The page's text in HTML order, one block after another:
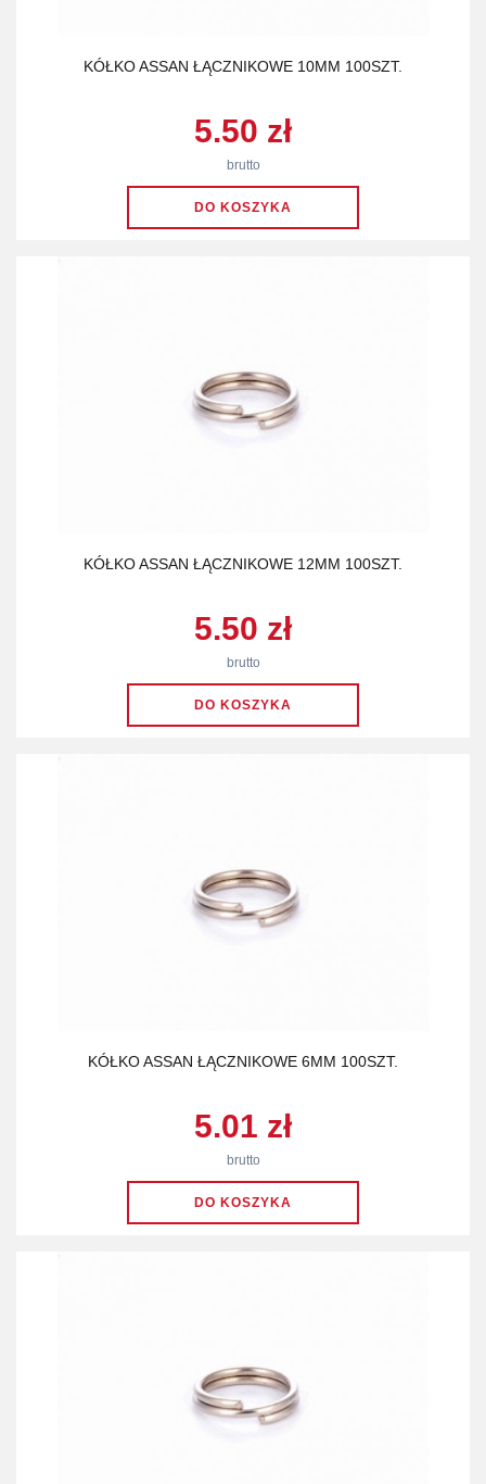
KÓŁKO ASSAN ŁĄCZNIKOWE 10MM 100SZT.
5.50 zł
brutto
KÓŁKO ASSAN ŁĄCZNIKOWE 12MM 100SZT.
5.50 zł
brutto
KÓŁKO ASSAN ŁĄCZNIKOWE 6MM 100SZT.
5.01 zł
brutto